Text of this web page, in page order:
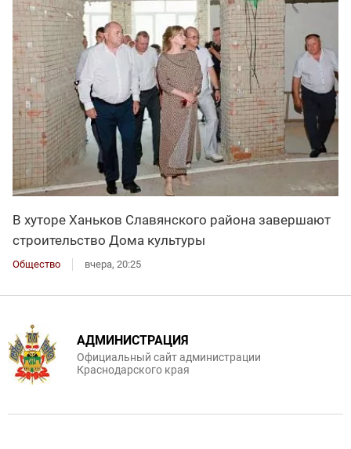
В хуторе Ханьков Славянского района завершают
строительство Дома культуры
Общество вчера, 20:25
АДМИНИСТРАЦИЯ
Официальный сайт администрации
Краснодарского края